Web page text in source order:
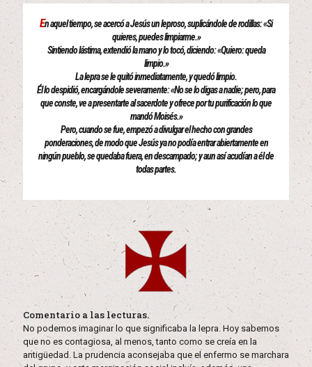
En aquel tiempo, se acercó a Jesús un leproso, suplicándole de rodillas: «Si
quieres, puedes limpiarme.»
Sintiendo lástima, extendió la mano y lo tocó, diciendo: «Quiero: queda
limpio.»
La lepra se le quitó inmediatamente, y quedó limpio.
Él lo despidió, encargándole severamente: «No se lo digas a nadie; pero, para
que conste, ve a presentarte al sacerdote y ofrece por tu purificación lo que
mandó Moisés.»
Pero, cuando se fue, empezó a divulgar el hecho con grandes
ponderaciones, de modo que Jesús ya no podía entrar abiertamente en
ningún pueblo, se quedaba fuera, en descampado; y aun así acudían a él de
todas partes.
Comentario a las lecturas.
No podemos imaginar lo que significaba la lepra. Hoy sabemos
que no es contagiosa, al menos, tanto como se creía en la
antigüedad. La prudencia aconsejaba que el enfermo se marchara